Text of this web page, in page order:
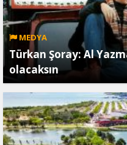
MEDYA
Türkan Şoray: Al
olacaksın